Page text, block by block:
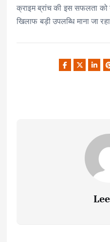
क्राइम ब्रांच की इस सफलता को
खिलाफ बड़ी उपलब्धि माना जा